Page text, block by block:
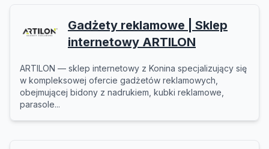
Gadżety reklamowe | Sklep
internetowy ARTILON
ARTILON — sklep internetowy z Konina specjalizujący się
w kompleksowej ofercie gadżetów reklamowych,
obejmującej bidony z nadrukiem, kubki reklamowe,
parasole...